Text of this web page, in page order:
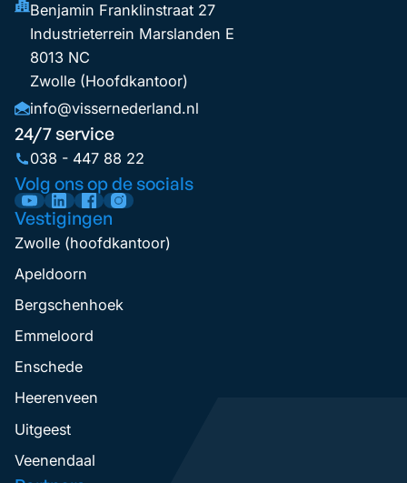
Benjamin Franklinstraat 27
Industrieterrein Marslanden E
8013 NC
Zwolle (Hoofdkantoor)
info@vissernederland.nl
24/7 service
038 - 447 88 22
Volg ons op de socials
Vestigingen
Zwolle (hoofdkantoor)
Apeldoorn
Bergschenhoek
Emmeloord
Enschede
Heerenveen
Uitgeest
Veenendaal